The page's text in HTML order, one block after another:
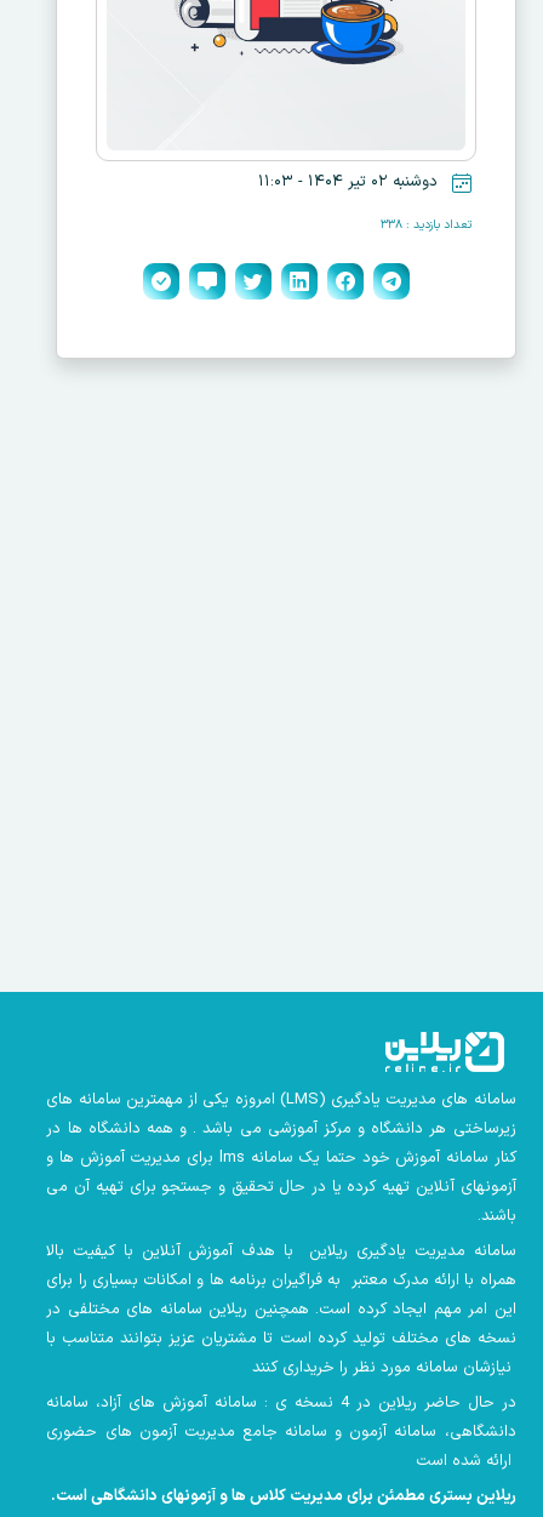
دوشنبه ۰۲ تیر ۱۴۰۴ - ۱۱:۰۳
تعداد بازدید : ۳۳۸
سامانه های مدیریت یادگیری (LMS) امروزه یکی از مهمترین سامانه های
زیرساختی هر دانشگاه و مرکز آموزشی می باشد . و همه دانشگاه ها در
کنار سامانه آموزش خود حتما یک سامانه lms
برای مدیریت آموزش ها و
آزمونهای آنلاین تهیه کرده یا در حال تحقیق و جستجو برای تهیه آن می
باشند.
سامانه مدیریت یادگیری ریلاین با هدف آموزش آنلاین با کیفیت بالا
همراه با ارائه مدرک معتبر به فراگیران برنامه ها و امکانات بسیاری را برای
این امر مهم ایجاد کرده است. همچنین ریلاین سامانه های مختلفی در
نسخه های مختلف تولید کرده است تا مشتریان عزیز بتوانند متناسب با
در حال حاضر ریلاین در 4 نسخه ی : سامانه آموزش های آزاد، سامانه
دانشگاهی، سامانه آزمون و سامانه جامع مدیریت آزمون های حضوری
ریلاین بستری مطمئن برای مدیریت کلاس ها و آزمونهای دانشگاهی است.